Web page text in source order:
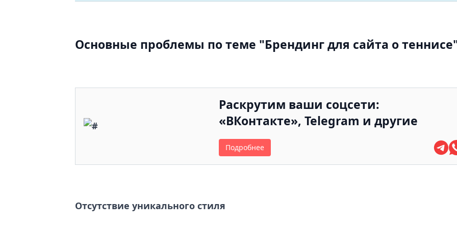
Основные проблемы по теме "Брендинг для сайта о
Раскрутим ваши соцсети:
«ВКонтакте», Telegram и другие
Подробнее
Отсутствие уникального стиля